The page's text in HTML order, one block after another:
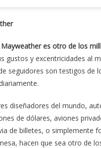
Mayweather es otro de los
gustos y excentricidades al
seguidores son testigos de
diseñadores del mundo,
de dólares, aviones
de billetes, o simplemente
hacen que sea otro de